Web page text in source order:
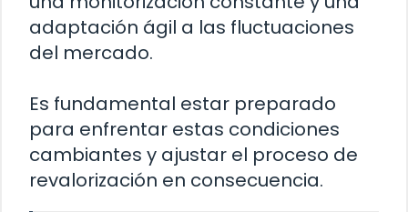
adaptación ágil a las fluctuaciones
del mercado.
Es fundamental estar preparado
para enfrentar estas condiciones
cambiantes y ajustar el proceso de
revalorización en consecuencia.